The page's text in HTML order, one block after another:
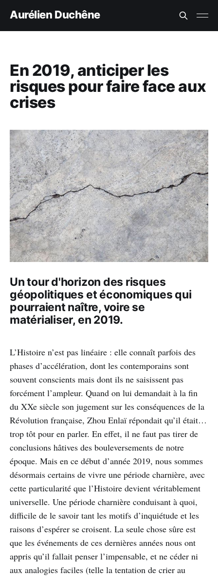
Aurélien Duchêne
En 2019, anticiper les
risques pour faire face aux
crises
Un tour d'horizon des risques
géopolitiques et économiques qui
pourraient naître, voire se
matérialiser, en 2019.
L’Histoire n’est pas linéaire : elle connaît parfois des
phases d’accélération, dont les contemporains sont
souvent conscients mais dont ils ne saisissent pas
forcément l’ampleur. Quand on lui demandait à la fin
du XXe siècle son jugement sur les conséquences de la
Révolution française, Zhou Enlaï répondait qu’il était…
trop tôt pour en parler. En effet, il ne faut pas tirer de
conclusions hâtives des bouleversements de notre
époque. Mais en ce début d’année 2019, nous sommes
désormais certains de vivre une période charnière, avec
cette particularité que l’Histoire devient véritablement
universelle. Une période charnière conduisant à quoi,
difficile de le savoir tant les motifs d’inquiétude et les
raisons d’espérer se croisent. La seule chose sûre est
que les événements de ces dernières années nous ont
appris qu’il fallait penser l’impensable, et ne céder ni
aux analogies faciles (telle la tentation de crier au